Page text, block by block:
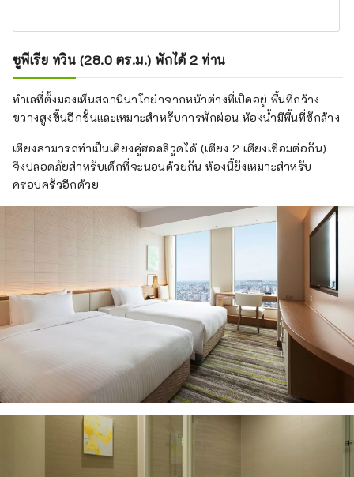
ซูพีเรีย ทวิน (28.0 ตร.ม.) พักได้ 2 ท่าน
ทำเลที่ตั้งมองเห็นสถานีนาโกย่าจากหน้าต่างที่เปิดอยู่ พื้นที่กว้าง
ขวางสูงขึ้นอีกขั้นและเหมาะสำหรับการพักผ่อน ห้องน้ำมีพื้นที่ซักล้าง
เตียงสามารถทำเป็นเตียงคู่ฮอลลีวูดได้ (เตียง 2 เตียงเชื่อมต่อกัน)
จึงปลอดภัยสำหรับเด็กที่จะนอนด้วยกัน ห้องนี้ยังเหมาะสำหรับ
ครอบครัวอีกด้วย